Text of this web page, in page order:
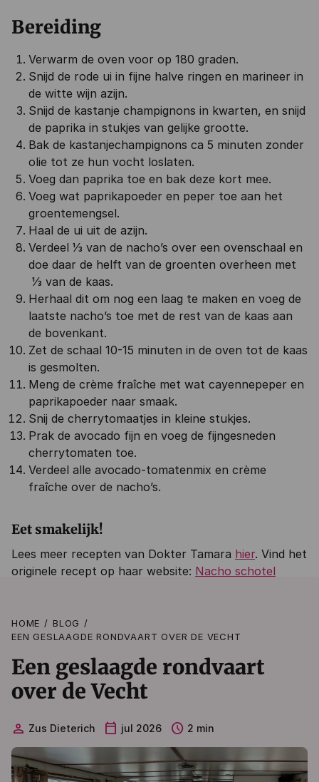
Bereiding
Verwarm de oven voor op 180 graden.
Snijd de rode ui in fijne halve ringen en marineer in
de witte wijn azijn.
Snijd de kastanje champignons in kwarten, en snijd
de paprika in stukjes van gelijke grootte.
Bak de kastanjechampignons ca 5 minuten zonder
olie tot ze hun vocht loslaten.
Voeg dan paprika toe en bak deze kort mee.
Voeg wat paprikapoeder en peper toe aan het
groentemengsel.
Haal de ui uit de azijn.
Verdeel ⅓ van de nacho’s over een ovenschaal en
doe daar de helft van de groenten overheen met
⅓ van de kaas.
Herhaal dit om nog een laag te maken en voeg de
laatste nacho’s toe met de rest van de kaas aan
de bovenkant.
Zet de schaal 10-15 minuten in de oven tot de kaas
is gesmolten.
Meng de crème fraîche met wat cayennepeper en
paprikapoeder naar smaak.
Snij de cherrytomaatjes in kleine stukjes.
Prak de avocado fijn en voeg de fijngesneden
cherrytomaten toe.
Verdeel alle avocado-tomatenmix en crème
fraîche over de nacho’s.
Eet smakelijk!
Lees meer recepten van Dokter Tamara hier. Vind het
originele recept op haar website: Nacho schotel
HOME
BLOG
EEN GESLAAGDE RONDVAART OVER DE VECHT
Een geslaagde rondvaart
over de Vecht
person Zus Dieterich calendar_today jul 2026 schedule 2 min